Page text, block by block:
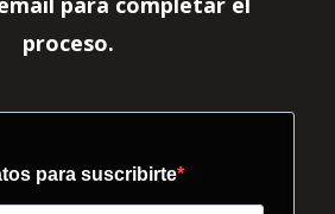
proceso.
para suscribirte